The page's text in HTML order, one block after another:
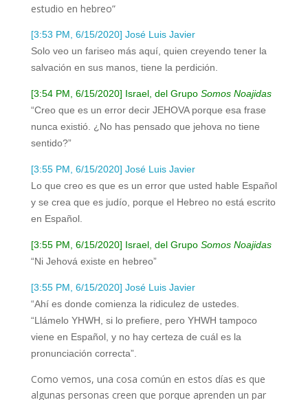
estudio en hebreo”
[3:53 PM, 6/15/2020] José Luis Javier
Solo veo un fariseo más aquí, quien creyendo tener la
salvación en sus manos, tiene la perdición.
[3:54 PM, 6/15/2020] Israel, del Grupo Somos Noajidas
“Creo que es un error decir JEHOVA porque esa frase
nunca existió. ¿No has pensado que jehova no tiene
sentido?”
[3:55 PM, 6/15/2020] José Luis Javier
Lo que creo es que es un error que usted hable Español
y se crea que es judío, porque el Hebreo no está escrito
en Español.
[3:55 PM, 6/15/2020] Israel, del Grupo Somos Noajidas
“Ni Jehová existe en hebreo”
[3:55 PM, 6/15/2020] José Luis Javier
“Ahí es donde comienza la ridiculez de ustedes.
“Llámelo YHWH, si lo prefiere, pero YHWH tampoco
viene en Español, y no hay certeza de cuál es la
pronunciación correcta”.
Como vemos, una cosa común en estos días es que
algunas personas creen que porque aprenden un par